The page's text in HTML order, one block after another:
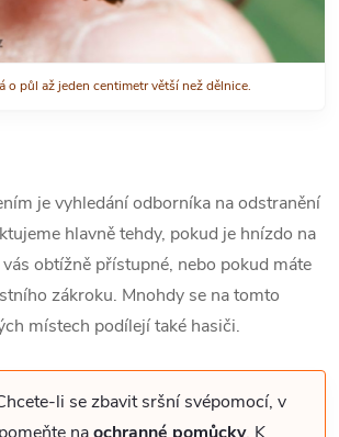
o půl až jeden centimetr větší než dělnice.
je vyhledání odborníka na odstranění
hlavně tehdy, pokud je hnízdo na
obtížně přístupné, nebo pokud máte
zákroku. Mnohdy se na tomto
místech podílejí také hasiči.
li se zbavit sršní svépomocí, v